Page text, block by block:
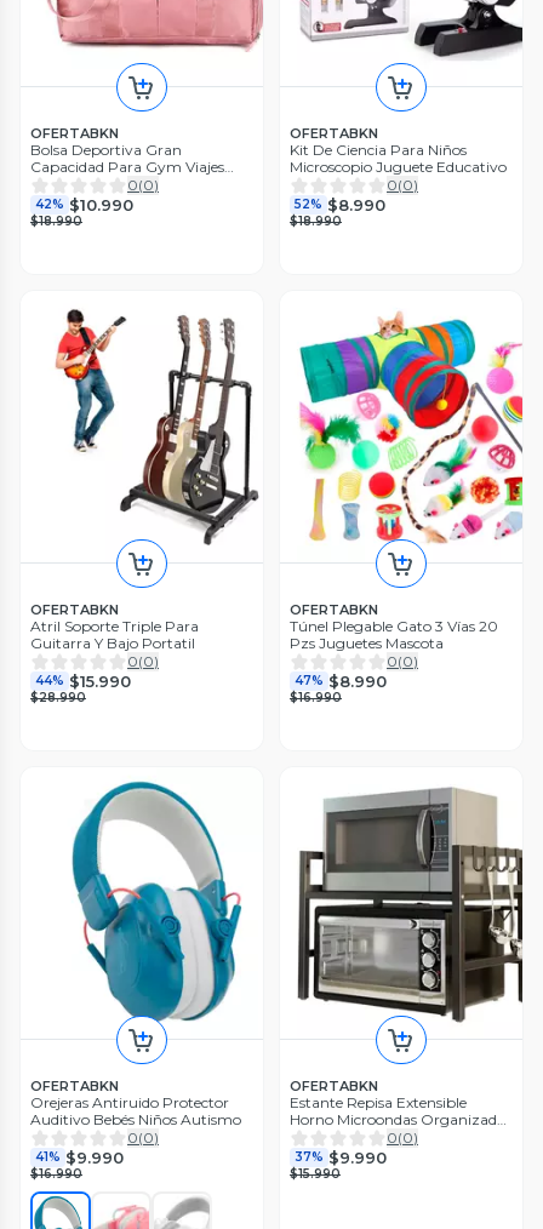
OFERTABKN
Bolsa Deportiva Gran
Capacidad Para Gym Viajes
Impermeable 0(0)
42% $10.990
$18.990
OFERTABKN
Kit De Ciencia Para Niños
Microscopio Juguete Educativo
0(0)
52% $8.990
$18.990
OFERTABKN
Atril Soporte Triple Para
Guitarra Y Bajo Portatil
0(0)
44% $15.990
$28.990
OFERTABKN
Túnel Plegable Gato 3 Vías 20
Pzs Juguetes Mascota
0(0)
47% $8.990
$16.990
OFERTABKN
Orejeras Antiruido Protector
Auditivo Bebés Niños Autismo
0(0)
41% $9.990
$16.990
OFERTABKN
Estante Repisa Extensible
Horno Microondas Organizador
Rack
0(0)
37% $9.990
$15.990